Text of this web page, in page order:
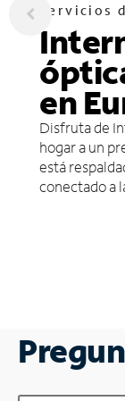
Servicios
en
Disfruta de
hogar a un
está
conectado a